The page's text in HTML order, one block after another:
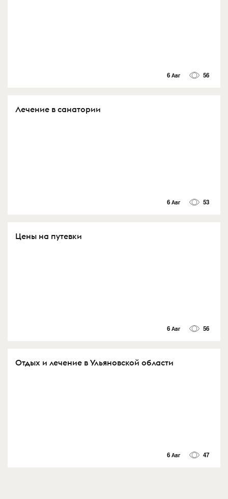
6 Авг 56
Лечение в санатории
6 Авг 53
Цены на путевки
6 Авг 56
Отдых и лечение в Ульяновской области
6 Авг 47